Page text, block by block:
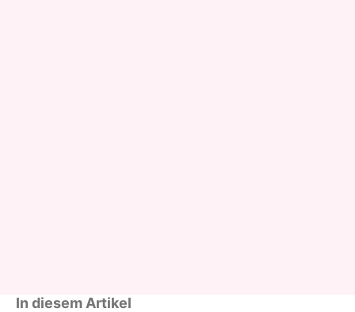
In diesem Artikel